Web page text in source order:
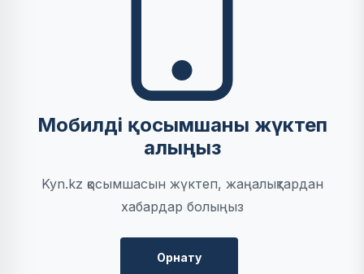
Мобилді қосымшаны жүктеп
алыңыз
Kyn.kz қосымшасын жүктеп, жаңалықтардан
хабардар болыңыз
Орнату